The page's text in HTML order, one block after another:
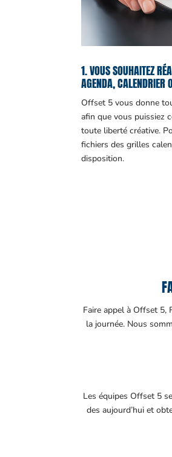
1. VOUS SOUHAITEZ
AGENDA, CALENDRIER
Offset 5 vous donne
afin que vous puissiez
toute liberté créative.
fichiers des grilles
disposition.
Faire appel à Offset 5,
la journée. Nous
Les équipes Offset 5
des aujourd’hui et